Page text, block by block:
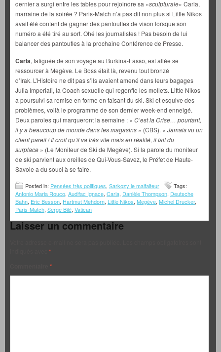
dernier a surgi entre les tables pour rejoindre sa «sculpturale» Carla,
marraine de la soirée ? Paris-Match n’a pas dit non plus si Little Nikos
avait été content de gagner des pantoufles de vison lorsque son
numéro a été tiré au sort. Ohé les journalistes ! Pas besoin de lui
balancer des pantoufles à la prochaine Conférence de Presse.
Carla, fatiguée de son voyage au Burkina-Fasso, est allée se
ressourcer à Megève. Le Boss était là, revenu tout bronzé
d’Irak. L’Histoire ne dit pas s’ils avaient amené dans leurs bagages
Julia Imperiali, la Coach sexuelle qui regonfle les mollets. Little Nikos
a poursuivi sa remise en forme en faisant du ski. Ski et esquive des
problèmes, voilà le programme de son dernier week-end enneigé.
Deux paroles qui marqueront la semaine : « C’est la Crise… pourtant,
il ya beaucoup de monde dans les magasins » (CBS). « Jamais vu un
client pareil ! Il croit qu’il va très vite mais en réalité, il fait du
surplace » (Le Moniteur de Ski de Megève). Si la parole du moniteur
de ski parvient aux oreilles de Qui-Vous-Savez, le Préfet de Haute-
Savoie a du souci à se faire.
Posted in: Pensées très politiques, Sarkozy le malfaiteur
Tags:
Antonio Maria Rouco, Audifac Ignace, Carla, Danièle Thompson, Deutsche
Bahn, Eric Besson, Hartmut Mehdorn, Little Nikos, Megève, Michel Drucker,
Paris-Match, Serge Bilé, Vatican
Laisser un commentaire
*
*